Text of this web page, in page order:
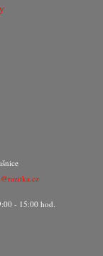
- 15:00 hod.